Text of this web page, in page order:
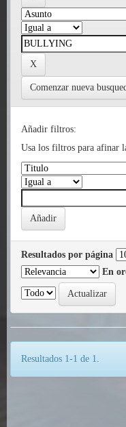
Comenzar nueva
Añadir filtros:
Usa los filtros para afinar
Resultados por página
En
Resultados 1-1 de 1.